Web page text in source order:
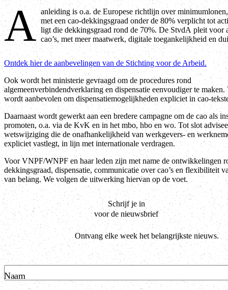
A anleiding is o.a. de Europese richtlijn over
met een cao-dekkingsgraad onder de 80% verplicht tot
ligt die dekkingsgraad rond de 70%. De StvdA pleit voor
cao’s, met meer maatwerk, digitale toegankelijkheid en
Ontdek hier de aanbevelingen van de Stichting voor de Arbeid.
Ook wordt het ministerie gevraagd om de procedures rond
algemeenverbindendverklaring en dispensatie eenvoudiger te
wordt aanbevolen om dispensatiemogelijkheden expliciet in cao-
Daarnaast wordt gewerkt aan een bredere campagne om de cao als
promoten, o.a. via de KvK en in het mbo, hbo en wo. Tot slot
wetswijziging die de onafhankelijkheid van werkgevers- en
expliciet vastlegt, in lijn met internationale verdragen.
Voor VNPF/WNPF en haar leden zijn met name de ontwikkelingen
dekkingsgraad, dispensatie, communicatie over cao’s en flexibiliteit
van belang. We volgen de uitwerking hiervan op de voet.
Schrijf je in
voor de nieuwsbrief
Ontvang elke week het belangrijkste nieuws.
Naam